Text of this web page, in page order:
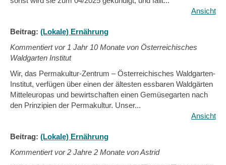
Ansicht
Beitrag: (Lokale) Ernährung
Kommentiert vor 1 Jahr 10 Monate von Österreichisches
Waldgarten Institut
Wir, das Permakultur-Zentrum – Österreichisches Waldgarten-
Institut, verfügen über einen der ältesten essbaren Waldgärten
Mitteleuropas und bewirtschaften einen Gemüsegarten nach
den Prinzipien der Permakultur. Unser...
Ansicht
Beitrag: (Lokale) Ernährung
Kommentiert vor2 Jahre 2 Monate von Astrid